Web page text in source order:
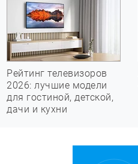
Рейтинг телевизоров
2026: лучшие модели
для гостиной, детской,
дачи и кухни